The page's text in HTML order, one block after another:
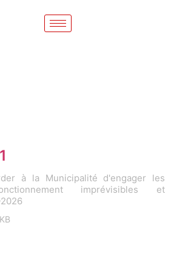
à la Municipalité d'engager les
imprévisibles et